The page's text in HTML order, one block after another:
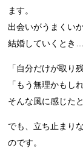
ます。
出会いがうまくい
結婚していくとき
「自分だけが取り
「もう無理かもし
そんな風に感じた
でも、立ち止まり
のです。